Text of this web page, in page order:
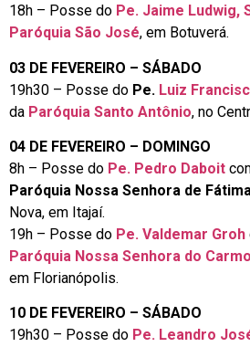
18h – Posse do Pe. Jaime Ludwig,
Paróquia São José, em Botuverá.
03 DE FEVEREIRO – SÁBADO
19h30 – Posse do Pe. Luiz
da Paróquia Santo Antônio, no
04 DE FEVEREIRO – DOMINGO
8h – Posse do Pe. Pedro Daboit
Paróquia Nossa Senhora de
Nova, em Itajaí.
19h – Posse do Pe. Valdemar Groh
Paróquia Nossa Senhora do Carmo
em Florianópolis.
10 DE FEVEREIRO – SÁBADO
19h30 – Posse do Pe. Leandro